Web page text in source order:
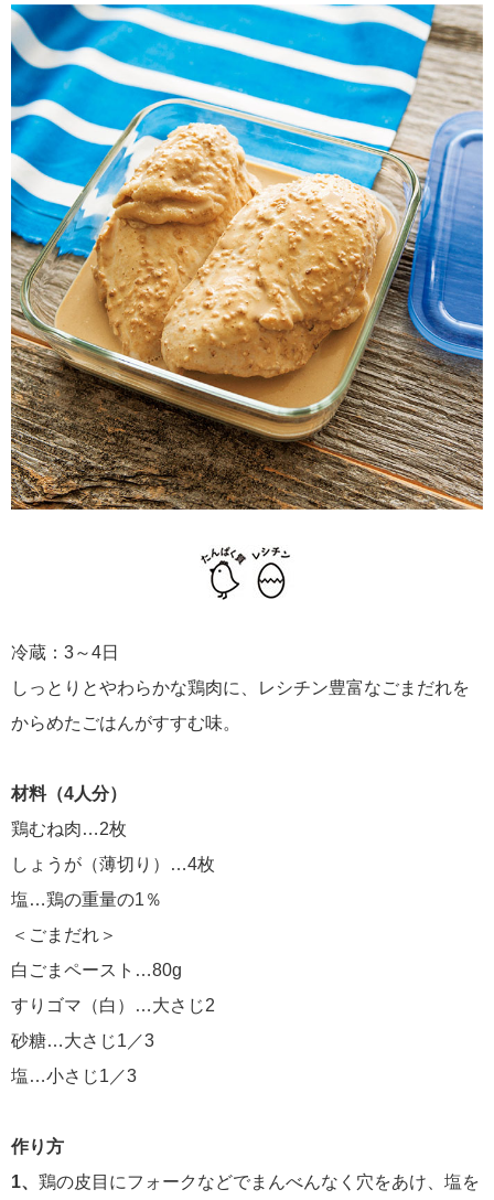
冷蔵：3～4日
しっとりとやわらかな鶏肉に、レシチン豊富なごまだれを
からめたごはんがすすむ味。
材料（4人分）
鶏むね肉…2枚
しょうが（薄切り）…4枚
塩…鶏の重量の1％
＜ごまだれ＞
白ごまペースト…80g
すりゴマ（白）…大さじ2
砂糖…大さじ1／3
塩…小さじ1／3
作り方
1、 鶏の皮目にフォークなどでまんべんなく穴をあけ、塩を